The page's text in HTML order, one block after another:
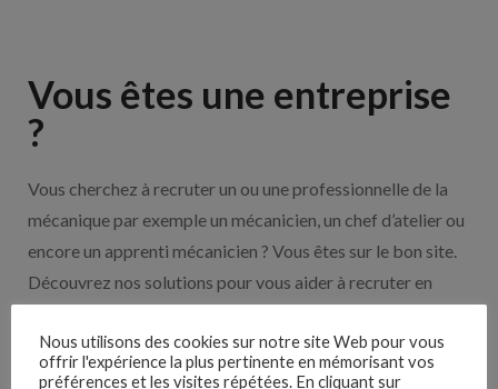
Vous êtes une entreprise
?
Vous cherchez à recruter un ou une professionnelle de la
mécanique par exemple un mécanicien, un chef d’atelier ou
encore un apprenti mécanicien ? Vous êtes sur le bon site.
Découvrez nos solutions pour vous aider à recruter en
Nous utilisons des cookies sur notre site Web pour vous
offrir l'expérience la plus pertinente en mémorisant vos
préférences et les visites répétées. En cliquant sur